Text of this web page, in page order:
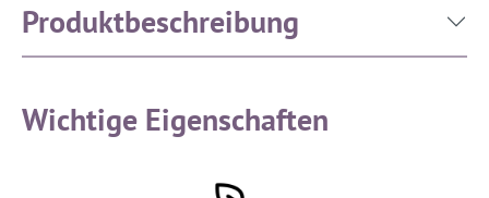
Produktbeschreibung
Wichtige Eigenschaften